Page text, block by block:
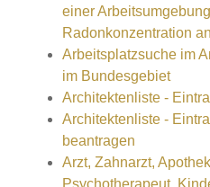
einer
Radonkonzentration
Arbeitsplatzsuche im
im Bundesgebiet
Architektenliste -
Architektenliste -
beantragen
Arzt, Zahnarzt,
Psychotherapeut,